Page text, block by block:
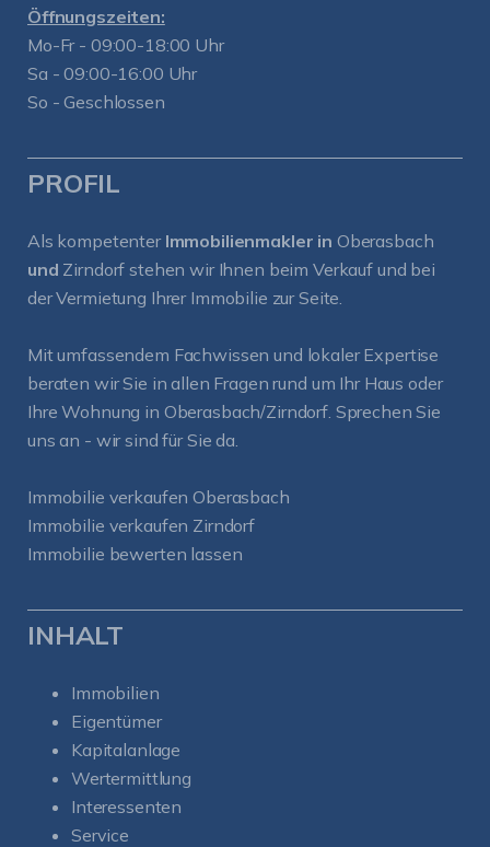
Öffnungszeiten:
Mo-Fr - 09:00-18:00 Uhr
Sa - 09:00-16:00 Uhr
So - Geschlossen
PROFIL
Als kompetenter Immobilienmakler in Oberasbach
und Zirndorf stehen wir Ihnen beim Verkauf und bei
der Vermietung Ihrer Immobilie zur Seite.
Mit umfassendem Fachwissen und lokaler Expertise
beraten wir Sie in allen Fragen rund um Ihr Haus oder
Ihre Wohnung in Oberasbach/Zirndorf. Sprechen Sie
uns an - wir sind für Sie da.
Immobilie verkaufen Oberasbach
Immobilie verkaufen Zirndorf
Immobilie bewerten lassen
INHALT
Immobilien
Eigentümer
Kapitalanlage
Wertermittlung
Interessenten
Service